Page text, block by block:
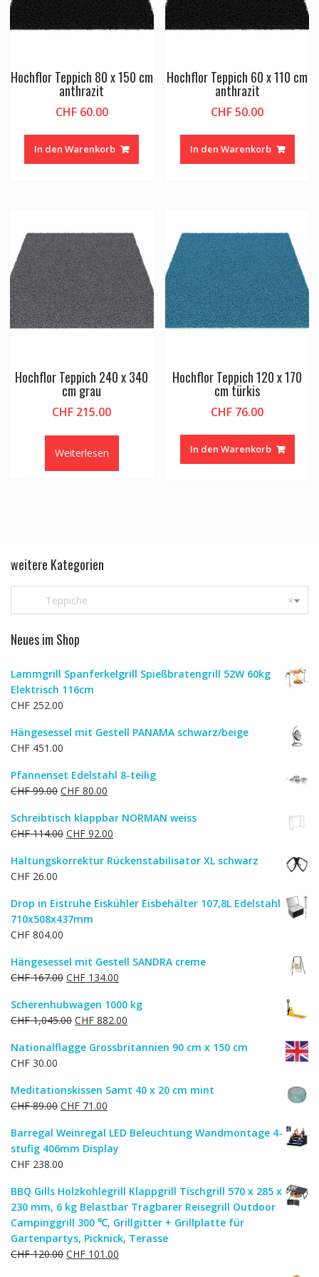
Hochflor Teppich 80 x 150 cm
anthrazit
CHF60.00
In den Warenkorb
Hochflor Teppich 60 x 110 cm
anthrazit
CHF50.00
In den Warenkorb
Hochflor Teppich 240 x 340
cm grau
CHF 215.00
Weiterlesen
Hochflor Teppich 120 x 170
cm türkis
CHF 76.00
In den Warenkorb
weitere Kategorien
×
Teppiche
Neues im Shop
Lammgrill Spanferkelgrill Spießbratengrill 52W 60kg
Elektrisch 116cm
CHF 252.00
Hängesessel mit Gestell PANAMA schwarz/beige
CHF 451.00
Pfannenset Edelstahl 8-teilig
CHF99.00 Ursprünglicher
war:
CHF 99.00
CHF 80.00
ist:
CHF 80.00.
Schreibtisch klappbar NORMAN weiss
CHF114.00 Ursprünglicher
war:
CHF 92.00
ist:
Haltungskorrektur Rückenstabilisator XL schwarz
CHF 26.00
Drop in Eistruhe Eiskühler Eisbehälter 107,8L Edelstahl
710x508x437mm
CHF 804.00
Hängesessel mit Gestell SANDRA creme
CHF167.00 Ursprünglicher
war:
CHF 167.00
CHF 134.00
ist:
CHF 134.00.
Scherenhubwagen 1000 kg
CHF1,045.00 Ursprünglicher
war:
CHF 882.00
ist:
Nationalflagge Grossbritannien 90 cm x 150 cm
CHF 30.00
Meditationskissen Samt 40 x 20 cm mint
CHF89.00 Ursprünglicher
war:
CHF 89.00
CHF 71.00
ist:
CHF 71.00.
Barregal Weinregal LED Beleuchtung Wandmontage 4-
stufig 406mm Display
CHF 238.00
BBQ Gills Holzkohlegrill Klappgrill Tischgrill 570 x 285 x
230 mm, 6 kg Belastbar Tragbarer Reisegrill Outdoor
Campinggrill 300 ℃, Grillgitter + Grillplatte für
Gartenpartys, Picknick, Terasse
CHF120.00 Ursprünglicher
CHF 101.00